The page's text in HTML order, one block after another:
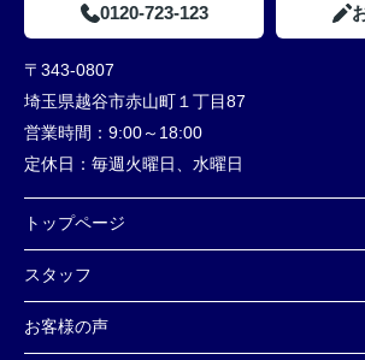
0120-723-123
〒343-0807
埼玉県越谷市赤山町１丁目87
営業時間： 9:00～18:00
定休日： 毎週火曜日、水曜日
トップページ
スタッフ
お客様の声